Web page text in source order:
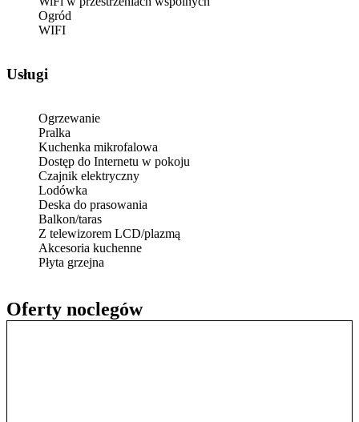
Oferty noclegów
Ogród
WIFI
Usługi
Ogrzewanie
Pralka
Kuchenka mikrofalowa
Dostęp do Internetu w pokoju
Czajnik elektryczny
Lodówka
Deska do prasowania
Balkon/taras
Z telewizorem LCD/plazmą
Akcesoria kuchenne
Płyta grzejna